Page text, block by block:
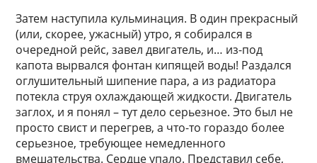
Затем наступила кульминация. В один прекрасный
(или, скорее, ужасный) утро, я собирался в
очередной рейс, завел двигатель, и… из-под
капота вырвался фонтан кипящей воды! Раздался
оглушительный шипение пара, а из радиатора
потекла струя охлаждающей жидкости. Двигатель
заглох, и я понял – тут дело серьезное. Это был не
просто свист и перегрев, а что-то гораздо более
серьезное, требующее немедленного
вмешательства. Сердце упало. Представил себе,